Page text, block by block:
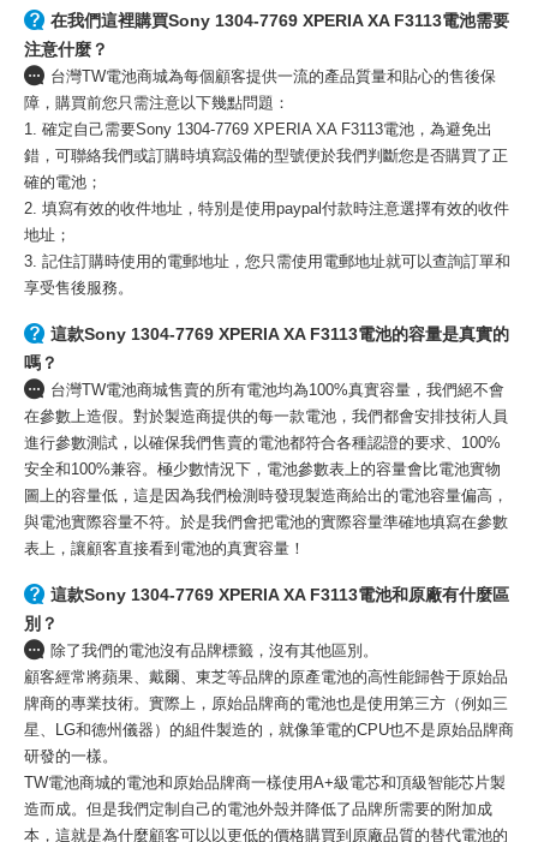
在我們這裡購買Sony 1304-7769 XPERIA XA F3113電池需要
注意什麼？
台灣TW電池商城為每個顧客提供一流的產品質量和貼心的售後保
障，購買前您只需注意以下幾點問題：
1. 確定自己需要Sony 1304-7769 XPERIA XA F3113電池，為避免出
錯，可聯絡我們或訂購時填寫設備的型號便於我們判斷您是否購買了正
確的電池；
2. 填寫有效的收件地址，特別是使用paypal付款時注意選擇有效的收件
地址；
3. 記住訂購時使用的電郵地址，您只需使用電郵地址就可以查詢訂單和
享受售後服務。
這款Sony 1304-7769 XPERIA XA F3113電池的容量是真實的
嗎？
台灣TW電池商城售賣的所有電池均為100%真實容量，我們絕不會
在參數上造假。對於製造商提供的每一款電池，我們都會安排技術人員
進行參數測試，以確保我們售賣的電池都符合各種認證的要求、100%
安全和100%兼容。極少數情況下，電池參數表上的容量會比電池實物
圖上的容量低，這是因為我們檢測時發現製造商給出的電池容量偏高，
與電池實際容量不符。於是我們會把電池的實際容量準確地填寫在參數
表上，讓顧客直接看到電池的真實容量！
這款Sony 1304-7769 XPERIA XA F3113電池和原廠有什麼區
別？
除了我們的電池沒有品牌標籤，沒有其他區別。
顧客經常將蘋果、戴爾、東芝等品牌的原產電池的高性能歸咎于原始品
牌商的專業技術。實際上，原始品牌商的電池也是使用第三方（例如三
星、LG和德州儀器）的組件製造的，就像筆電的CPU也不是原始品牌商
研發的一樣。
TW電池商城的電池和原始品牌商一樣使用A+級電芯和頂級智能芯片製
造而成。但是我們定制自己的電池外殼并降低了品牌所需要的附加成
本，這就是為什麼顧客可以以更低的價格購買到原廠品質的替代電池的